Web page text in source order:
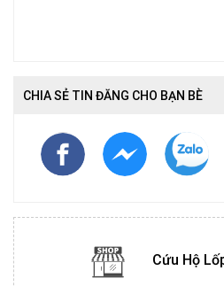
CHIA SẺ TIN ĐĂNG CHO BẠN BÈ
Cứu Hộ